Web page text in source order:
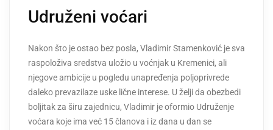
Udruženi voćari
Nakon što je ostao bez posla, Vladimir Stamenković je sva
raspoloživa sredstva uložio u voćnjak u Kremenici, ali
njegove ambicije u pogledu unapređenja poljoprivrede
daleko prevazilaze uske lične interese. U želji da obezbedi
boljitak za širu zajednicu, Vladimir je oformio Udruženje
voćara koje ima već 15 članova i iz dana u dan se